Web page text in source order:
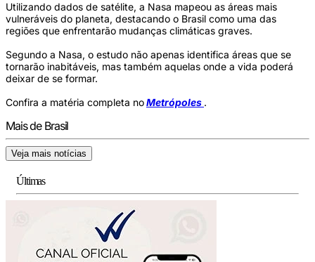
Utilizando dados de satélite, a Nasa mapeou as áreas mais
vulneráveis do planeta, destacando o Brasil como uma das
regiões que enfrentarão mudanças climáticas graves.
Segundo a Nasa, o estudo não apenas identifica áreas que se
tornarão inabitáveis, mas também aquelas onde a vida poderá
deixar de se formar.
Confira a matéria completa noMetrópoles .
Mais de Brasil
Veja mais notícias
Últimas